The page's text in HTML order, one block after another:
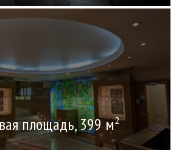
площадь, 399 м2